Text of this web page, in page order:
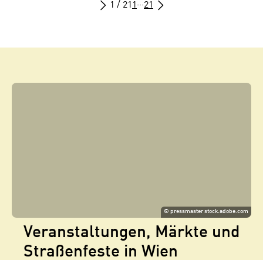
1 / 21 1 ···21
©pressmaster stock.adobe.com
Veranstaltungen, Märkte und
Straßenfeste in Wien